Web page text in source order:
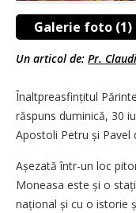
Galerie foto (1)
Un articol de: Pr.
Înaltpreasfințitul
răspuns duminică, 30
Apostoli Petru și Pavel
Așezată într-un loc
Moneasa este și o
național și cu o istorie